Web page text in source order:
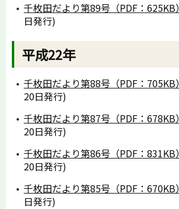
千枚田だより第89号（PDF：625KB）
日発行)
平成22年
千枚田だより第88号（PDF：705KB）
20日発行)
千枚田だより第87号（PDF：678KB）
20日発行)
千枚田だより第86号（PDF：831KB）
20日発行)
千枚田だより第85号（PDF：670KB）
日発行)